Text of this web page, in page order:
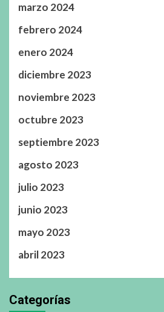
marzo 2024
febrero 2024
enero 2024
diciembre 2023
noviembre 2023
octubre 2023
septiembre 2023
agosto 2023
julio 2023
junio 2023
mayo 2023
abril 2023
Categorías